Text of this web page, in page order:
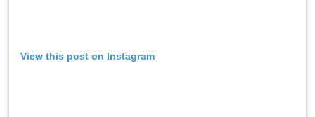
View this post on Instagram